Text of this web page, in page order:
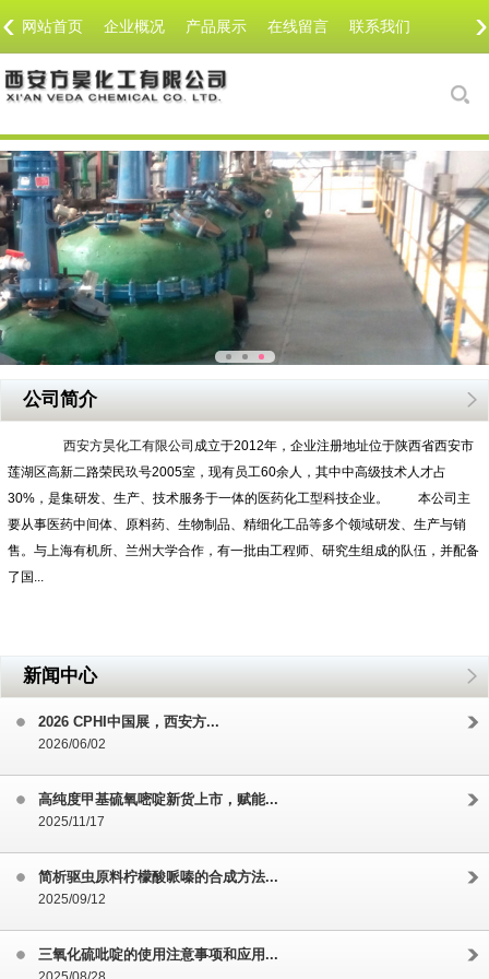
网站首页 企业概况 产品展示 在线留言 联系我们
‹ ›
公司简介
西安方昊化工有限公司 成立于2012年，企业注册地址位于陕西省西安市
莲湖区高新二路荣民玖号2005室，现有员工60余人，其中中高级技术人才占
30%，是集研发、生产、技术服务于一体的医药化工型科技企业。 本公司主
要从事医药中间体、原料药、生物制品、精细化工品等多个领域研发、生产与销
售。与上海有机所、兰州大学合作，有一批由工程师、研究生组成的队伍，并配备
了国...
新闻中心
2026 CPHI中国展，西安方...
2026/06/02
高纯度甲基硫氧嘧啶新货上市，赋能...
2025/11/17
简析驱虫原料柠檬酸哌嗪的合成方法...
2025/09/12
三氧化硫吡啶的使用注意事项和应用...